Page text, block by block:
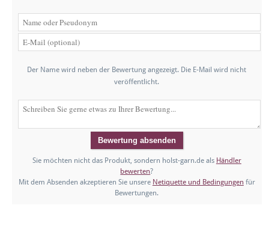
Der Name wird neben der Bewertung angezeigt. Die E-Mail wird nicht
veröffentlicht.
Sie möchten nicht das Produkt, sondern holst-garn.de als Händler
bewerten?
Mit dem Absenden akzeptieren Sie unsere Netiquette und Bedingungen für
Bewertungen.